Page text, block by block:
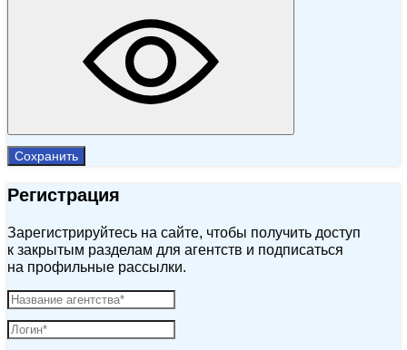
Сохранить
Регистрация
Зарегистрируйтесь на сайте, чтобы получить доступ
к закрытым разделам для агентств и подписаться
на профильные рассылки.